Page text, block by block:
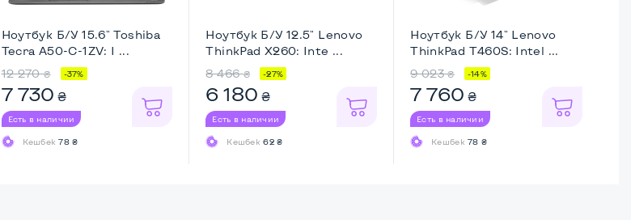
Ноутбук Б/У 15.6" Toshiba
Tecra A50-C-1ZV: I ...
12 270 ₴ -37%
7 730 ₴
Есть в наличии
Кешбек78 ₴
Ноутбук Б/У 12.5" Lenovo
ThinkPad X260: Inte ...
8 466 ₴ -27%
6 180 ₴
Есть в наличии
Кешбек62 ₴
Ноутбук Б/У 14" Lenovo
ThinkPad T460S: Intel ...
9 023 ₴ -14%
7 760 ₴
Есть в наличии
Кешбек78 ₴